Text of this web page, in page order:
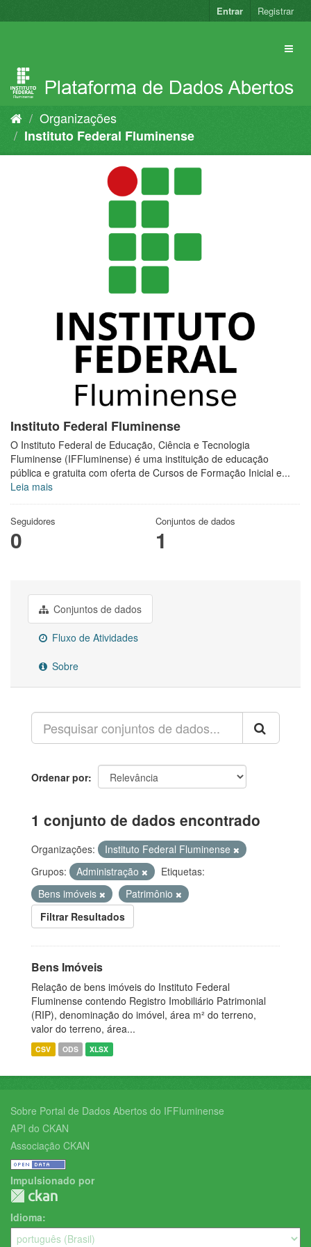
para
Entrar Registrar
Organizações
Instituto Federal Fluminense
Instituto Federal Fluminense
O Instituto Federal de Educação, Ciência e Tecnologia
Fluminense (IFFluminense) é uma instituição de educação
pública e gratuita com oferta de Cursos de Formação Inicial e...
Leia mais
Seguidores
0
Conjuntos de dados
1
Conjuntos de dados
Fluxo de Atividades
Sobre
Ordenar por
1 conjunto de dados encontrado
Organizações:
Instituto Federal Fluminense
Grupos:
Administração
Etiquetas:
Bens imóveis
Patrimônio
Filtrar Resultados
Bens Imóveis
Relação de bens imóveis do Instituto Federal
Fluminense contendo Registro Imobiliário Patrimonial
(RIP), denominação do imóvel, área m² do terreno,
valor do terreno, área...
CSV ODS XLSX
Sobre Portal de Dados Abertos do IFFluminense
API do CKAN
Associação CKAN
Impulsionado por
Idioma